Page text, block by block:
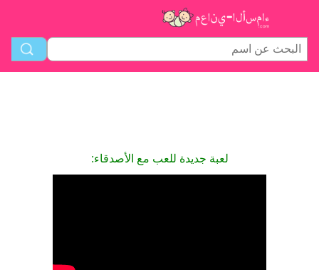
لعبة جديدة للعب مع الأصدقاء: